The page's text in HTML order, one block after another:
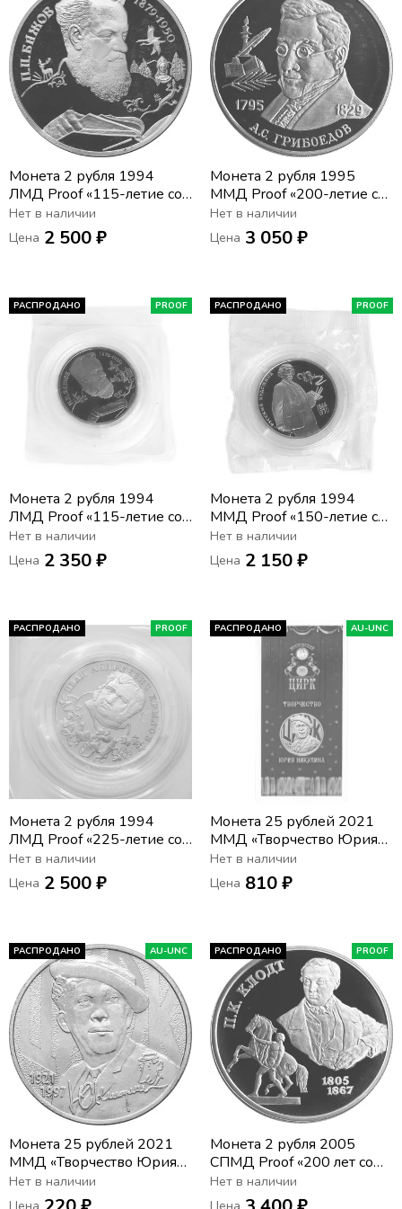
Монета 2 рубля 1994
ЛМД Proof «115-летие со
дня рождения П.П.
Бажова»
Нет в наличии
Цена 2 500 ₽
Монета 2 рубля 1995
ММД Proof «200-летие со
дня рождения А.С.
Грибоедова»
Нет в наличии
Цена 3 050 ₽
РАСПРОДАНО PROOF
Монета 2 рубля 1994
ЛМД Proof «115-летие со
дня рождения П.П.
Бажова» в запайке
Нет в наличии
Цена 2 350 ₽
РАСПРОДАНО PROOF
Монета 2 рубля 1994
ММД Proof «150-летие со
дня рождения И.Е.
Репина» в запайке
Нет в наличии
Цена 2 150 ₽
РАСПРОДАНО PROOF
Монета 2 рубля 1994
ЛМД Proof «225-летие со
дня рождения И.А.
Крылова» в запайке
Нет в наличии
Цена 2 500 ₽
РАСПРОДАНО AU-UNC
Монета 25 рублей 2021
ММД «Творчество Юрия
Никулина», цветная
Нет в наличии
Цена 810 ₽
РАСПРОДАНО AU-UNC
Монета 25 рублей 2021
ММД «Творчество Юрия
Никулина»
Нет в наличии
РАСПРОДАНО PROOF
Монета 2 рубля 2005
СПМД Proof «200 лет со
дня рождения Петра
Клодта»
Нет в наличии